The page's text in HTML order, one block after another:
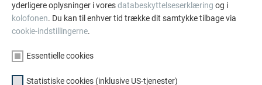
yderligere oplysninger i voresdatabeskyttelseserklæring og i
kolofonen. Du kan til enhver tid trække dit samtykke tilbage via
cookie-indstillingerne.
Essentielle cookies
Statistiske cookies (inklusive US-tjenester)